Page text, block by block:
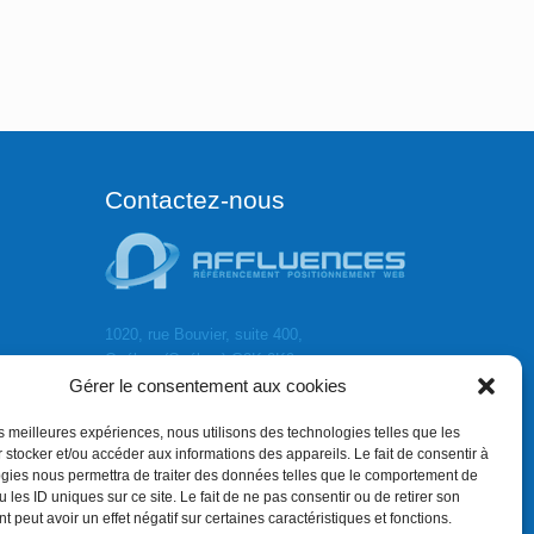
Gérer le consentement aux cookies
meilleures expériences, nous utilisons des technologies telles que les
stocker et/ou accéder aux informations des appareils. Le fait de consentir à
nous permettra de traiter des données telles que le comportement de
les ID uniques sur ce site. Le fait de ne pas consentir ou de retirer son
peut avoir un effet négatif sur certaines caractéristiques et fonctions.
Contactez-nous
1020, rue Bouvier, suite 400,
Québec (Québec) G2K 0K9
418.684.8881